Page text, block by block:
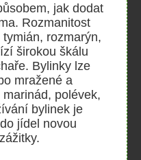
jak dodat
Rozmanitost
rozmarýn,
širokou škálu
Bylinky lze
mražené a
polévek,
bylinek je
jídel novou